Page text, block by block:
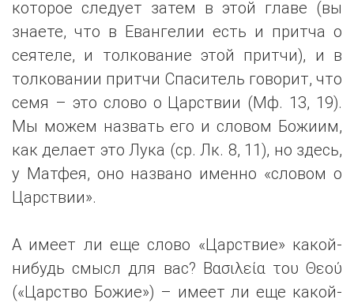
которое следует затем в этой главе (вы
знаете, что в Евангелии есть и притча о
сеятеле, и толкование этой притчи), и в
толковании притчи Спаситель говорит, что
семя – это слово о Царствии (Мф. 13, 19).
Мы можем назвать его и словом Божиим,
как делает это Лука (ср. Лк. 8, 11), но здесь,
у Матфея, оно названо именно «словом о
Царствии».
А имеет ли еще слово «Царствие» какой-
нибудь смысл для вас? Βασιλεία του Θεού
(«Царство Божие») – имеет ли еще какой-